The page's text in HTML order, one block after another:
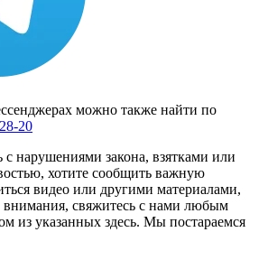
можно также найти по
20
нарушениями закона, взятками или
хотите сообщить важную
видео или другими материалами,
свяжитесь с нами любым
из указанных здесь. Мы постараемся